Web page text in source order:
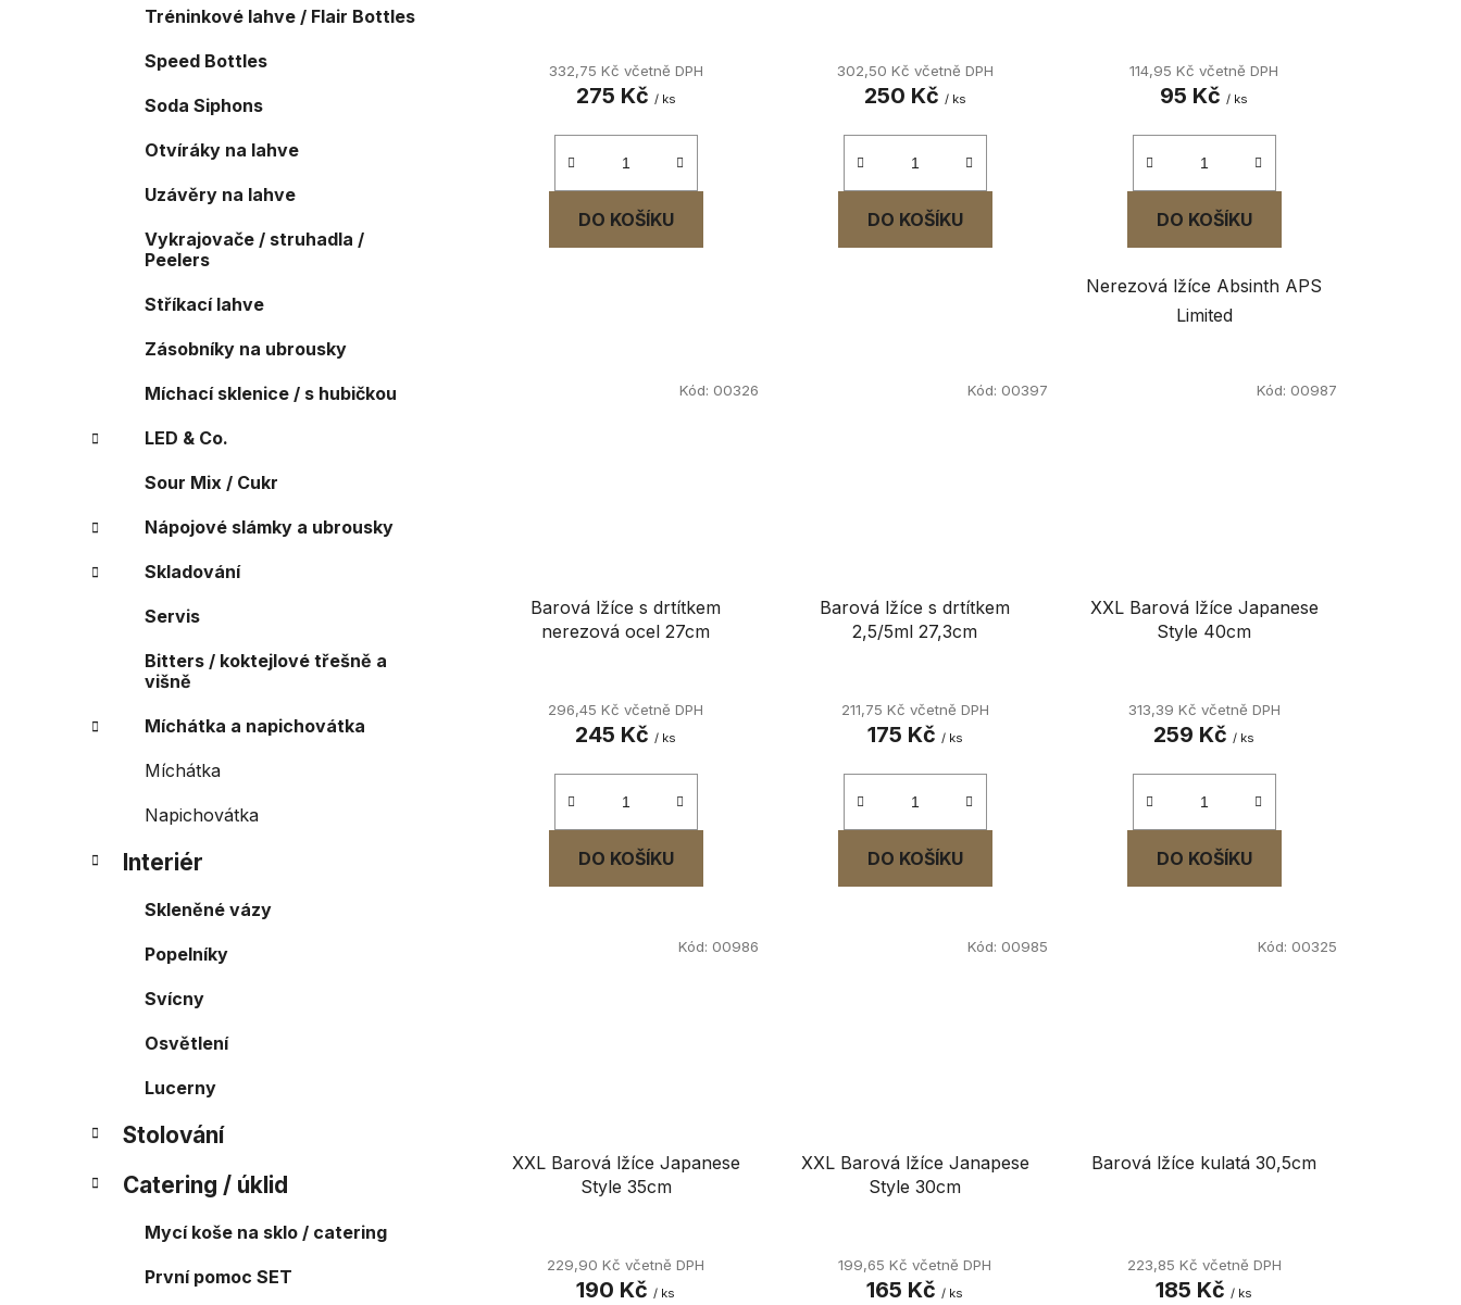
Tréninkové lahve / Flair Bottles
Speed Bottles
Soda Siphons
Otvíráky na lahve
Uzávěry na lahve
Vykrajovače / struhadla /
Peelers
Stříkací lahve
Zásobníky na ubrousky
Míchací sklenice / s hubičkou
LED & Co.
Sour Mix / Cukr
Nápojové slámky a ubrousky
Skladování
Servis
Bitters / koktejlové třešně a
višně
Míchátka a napichovátka
Míchátka
Napichovátka
Interiér
Skleněné vázy
Popelníky
Svícny
Osvětlení
Lucerny
Stolování
Catering / úklid
Mycí koše na sklo / catering
První pomoc SET
332,75 Kč včetně DPH
275 Kč / ks
DO KOŠÍKU
302,50 Kč včetně DPH
250 Kč / ks
DO KOŠÍKU
114,95 Kč včetně DPH
95 Kč/ ks
DO KOŠÍKU
Nerezová lžíce Absinth APS
Limited
Barová lžíce s drtítkem
nerezová ocel 27cm
296,45 Kč včetně DPH
245 Kč / ks
DO KOŠÍKU
Kód: 00326
Barová lžíce s drtítkem
2,5/5ml 27,3cm
211,75 Kč včetně DPH
175 Kč / ks
DO KOŠÍKU
Kód: 00397
XXL Barová lžíce Japanese
Style 40cm
313,39 Kč včetně DPH
259 Kč / ks
DO KOŠÍKU
Kód: 00987
XXL Barová lžíce Japanese
Style 35cm
229,90 Kč včetně DPH
190 Kč/ ks
Kód: 00986
XXL Barová lžíce Janapese
Style 30cm
199,65 Kč včetně DPH
165 Kč/ ks
Kód: 00985
Barová lžíce kulatá 30,5cm
223,85 Kč včetně DPH
185 Kč/ ks
Kód: 00325